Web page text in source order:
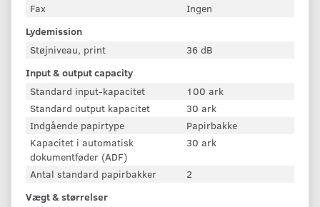
Fax
Ingen
Lydemission
Støjniveau, print
36 dB
Input & output capacity
Standard input-kapacitet
100 ark
Standard output kapacitet
30 ark
Indgående papirtype
Papirbakke
Kapacitet i automatisk
dokumentføder (ADF)
30 ark
Antal standard papirbakker
2
Vægt & størrelser